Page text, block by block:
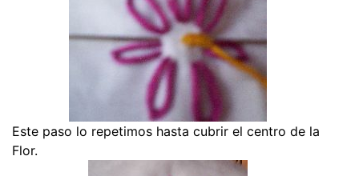
Este paso lo repetimos hasta cubrir el centro de la
Flor.